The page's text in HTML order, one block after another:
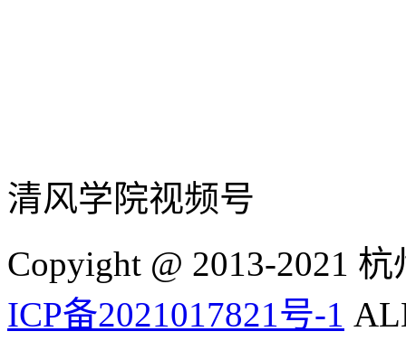
清风学院视频号
Copyight @ 2013-2021
ICP备2021017821号-1